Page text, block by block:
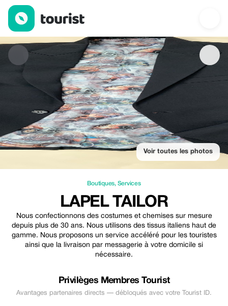
Lapel Tailor — Boutiques | Up to 15% off | Tourist
Voir toutes les photos
Boutiques, Services
LAPEL TAILOR
Nous confectionnons des costumes et chemises sur mesure
depuis plus de 30 ans. Nous utilisons des tissus italiens haut de
gamme. Nous proposons un service accéléré pour les touristes
ainsi que la livraison par messagerie à votre domicile si
nécessaire.
Privilèges Membres Tourist
Avantages partenaires directs — débloqués avec votre Tourist ID.